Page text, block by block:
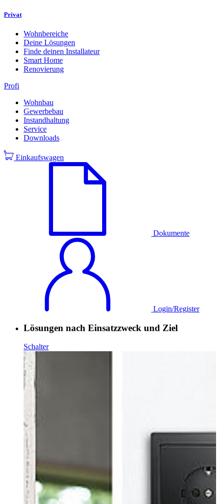
Privat
Wohnbereiche
Deine Lösungen
Finde deinen Installateur
Smart Home
Renovierung
Profi
Wohnbau
Gewerbebau
Instandhaltung
Service
Downloads
Einkaufswagen
Dokumente
Login/Register
Lösungen nach Einsatzzweck und Ziel
Schalter